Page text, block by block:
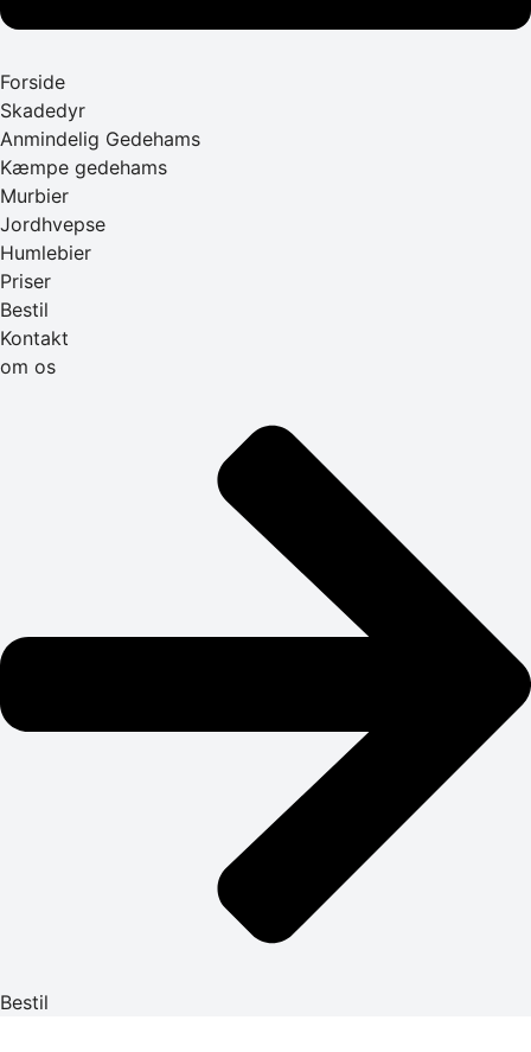
Forside
Skadedyr
Anmindelig Gedehams
Kæmpe gedehams
Murbier
Jordhvepse
Humlebier
Priser
Bestil
Kontakt
om os
Bestil